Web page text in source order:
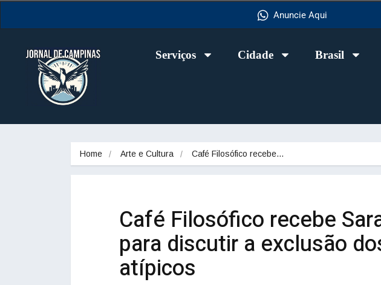
Anuncie Aqui
Serviços Cidade Brasil
Home Arte e Cultura Café Filosófico recebe…
Café Filosófico recebe
para discutir a exclusão
atípicos